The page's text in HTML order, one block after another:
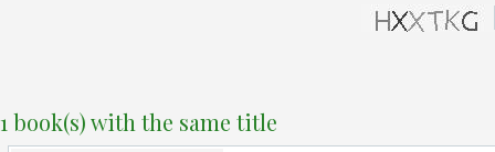
1 book(s) with the same title